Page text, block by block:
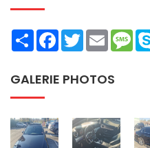
ShareFacebookTwitterEmail
GALERIE PHOTOS